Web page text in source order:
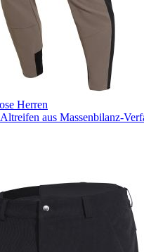
Herren
aus Massenbilanz-